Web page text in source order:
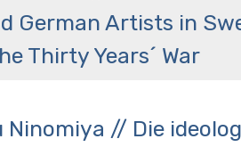
German Artists in
Thirty Years´ War
Ninomiya // Die